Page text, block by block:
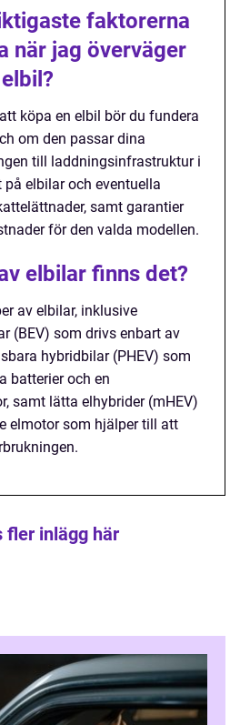
faktorerna
när jag överväger
köpa en elbil bör du fundera
om den passar dina
till laddningsinfrastruktur i
elbilar och eventuella
samt garantier
för den valda modellen.
elbilar finns det?
av elbilar, inklusive
(BEV) som drivs enbart av
hybridbilar (PHEV) som
batterier och en
samt lätta elhybrider (mHEV)
elmotor som hjälper till att
fler inlägg här